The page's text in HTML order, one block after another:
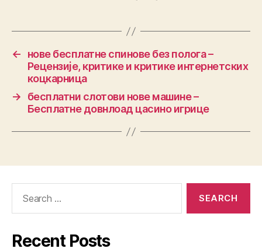
←
нове бесплатне спинове без полога –
Рецензије, критике и критике интернетских
коцкарница
→
бесплатни слотови нове машине –
Бесплатне довнлоад цасино игрице
Recent Posts